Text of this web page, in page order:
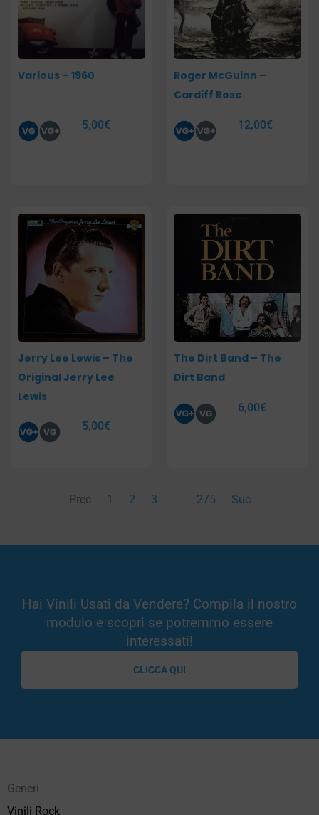
Various – 1960
5,00€
Roger McGuinn –
Cardiff Rose
12,00€
Jerry Lee Lewis – The
Original Jerry Lee
Lewis
5,00€
The Dirt Band – The
Dirt Band
6,00€
Prec 1 2 3 … 275 Suc
Hai Vinili Usati da Vendere? Compila il nostro
modulo e scopri se potremmo essere
interessati!
CLICCA QUI
Generi
Vinili Rock